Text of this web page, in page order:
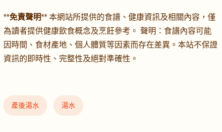
**免責聲明** 本網站所提供的食譜、健康資訊及相關內容，僅
為讀者提供健康飲食概念及烹飪參考。 聲明：食譜內容可能
因時間、食材產地、個人體質等因素而存在差異。本站不保證
資訊的即時性、完整性及絕對準確性。
產後湯水 湯水